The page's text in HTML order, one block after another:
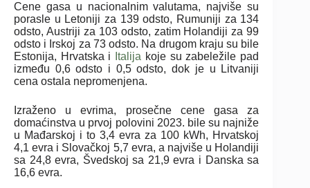
Cene gasa u nacionalnim valutama, najviše su
porasle u Letoniji za 139 odsto, Rumuniji za 134
odsto, Austriji za 103 odsto, zatim Holandiji za 99
odsto i Irskoj za 73 odsto. Na drugom kraju su bile
Estonija, Hrvatska i
Italija koje su zabeležile pad
između 0,6 odsto i 0,5 odsto, dok je u Litvaniji
cena ostala nepromenjena.
Izraženo u evrima, prosečne cene gasa za
domaćinstva u prvoj polovini 2023. bile su najniže
u Mađarskoj i to 3,4 evra za 100 kWh, Hrvatskoj
4,1 evra i Slovačkoj 5,7 evra, a najviše u Holandiji
sa 24,8 evra, Švedskoj sa 21,9 evra i Danska sa
16,6 evra.